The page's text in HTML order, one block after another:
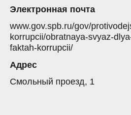
Электронная почта
www.gov.spb.ru/gov/
korrupcii/obratnaya-svyaz-
faktah-korrupcii/
Адрес
Смольный проезд, 1